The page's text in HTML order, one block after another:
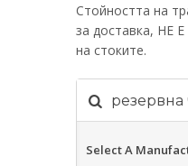
Стойността на
за доставка, НЕ
на стоките.
резервна
Select A